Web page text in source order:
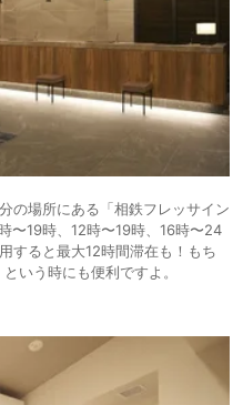
の場所にある「相鉄フレッサイン
〜19時、12時〜19時、16時〜24
すると最大12時間滞在も！もち
いう時にも便利ですよ。